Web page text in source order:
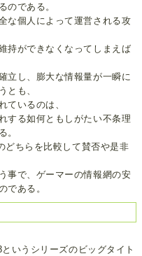
のである。
な個人によって運営される攻
持ができなくなってしまえば
立し、膨大な情報量が一瞬に
とも、
ているのは、
する如何ともしがたい不条理
。
どちらを比較して賛否や是非
事で、ゲーマーの情報網の安
である。
いうシリーズのビッグタイト